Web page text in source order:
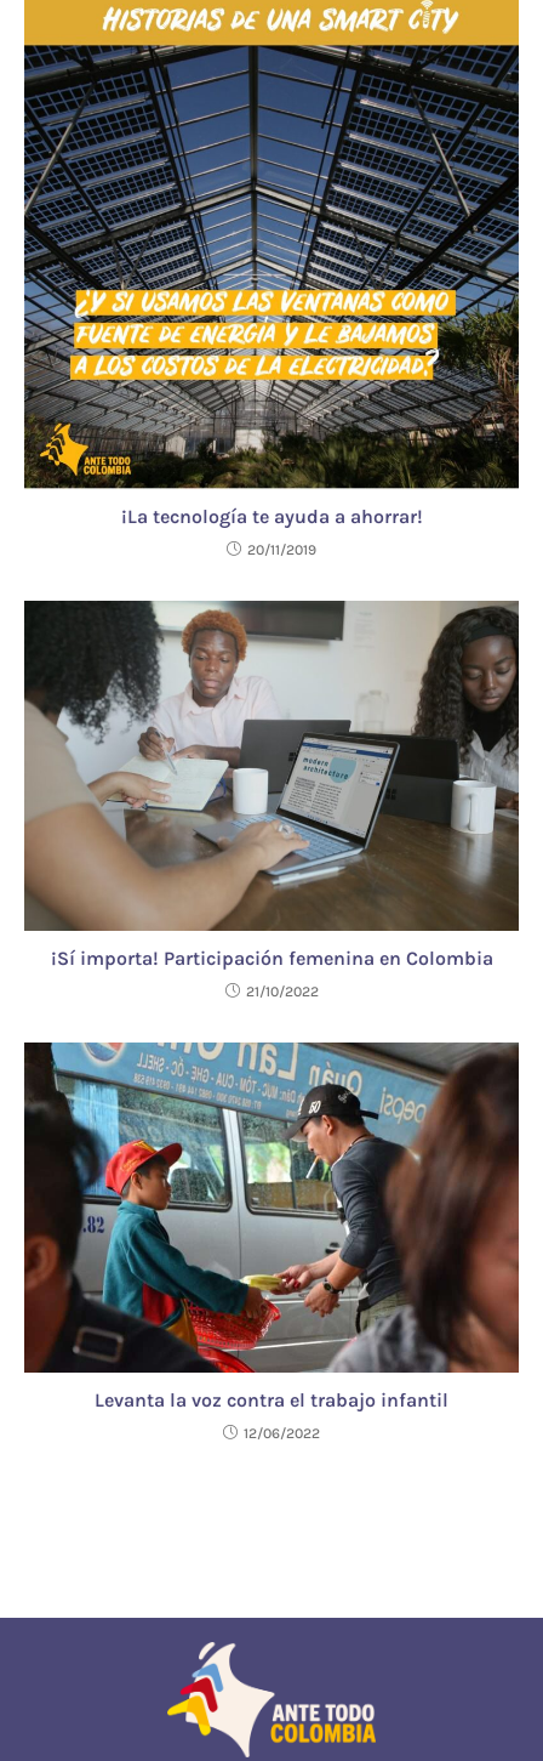
¡La tecnología te ayuda a ahorrar!
20/11/2019
¡Sí importa! Participación femenina en Colombia
21/10/2022
Levanta la voz contra el trabajo infantil
12/06/2022